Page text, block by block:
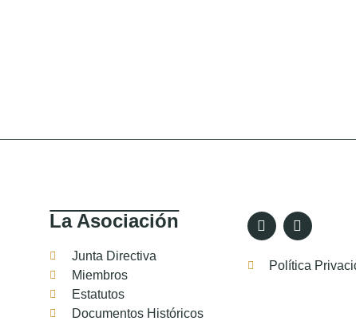
La Asociación
Junta Directiva
Miembros
Estatutos
Documentos Históricos
Política